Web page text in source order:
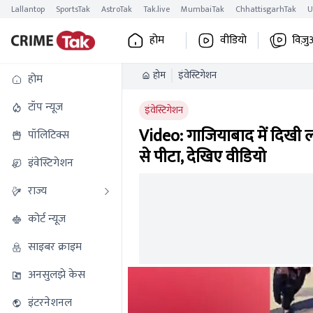
Lallantop SportsTak AstroTak Tak.live MumbaiTak ChhattisgarhTak
होम वीडियो
होम
टॉप न्यूज
पॉलिटिक्स
इंवेस्टिगेशन
राज्य
कोर्ट न्यूज
साइबर क्राइम
अनसुलझे केस
इंटरनेशनल
होम इंवेस्टिगेशन
इंवेस्टिगेशन
Video: गाजियाबाद में दिखी
से पीटा, देखिए वीडियो